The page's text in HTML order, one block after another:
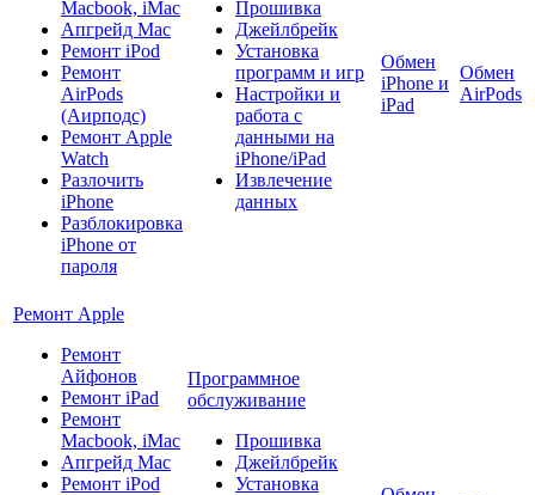
Macbook, iMac
Апгрейд Mac
Ремонт iPod
Ремонт
AirPods
(Аирподс)
Ремонт Apple
Watch
Разлочить
iPhone
Разблокировка
iPhone от
пароля
Прошивка
Джейлбрейк
Установка
программ и игр
Настройки и
работа с
данными на
iPhone/iPad
Извлечение
данных
Обмен
iPhone и
iPad
Обмен
AirPods
Ремонт Apple
Ремонт
Айфонов
Ремонт iPad
Ремонт
Macbook, iMac
Апгрейд Mac
Ремонт iPod
Программное
обслуживание
Прошивка
Джейлбрейк
Установка